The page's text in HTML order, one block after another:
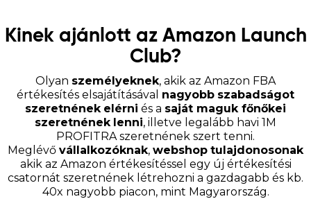
Kinek ajánlott az Amazon Launch
Club?
Olyan személyeknek, akik az Amazon FBA
értékesítés elsajátításával nagyobb szabadságot
szeretnének elérni és a saját maguk főnőkei
szeretnének lenni, illetve legalább havi 1M
PROFITRA szeretnének szert tenni.
Meglévő vállalkozóknak, webshop tulajdonosonak
akik az Amazon értékesítéssel egy új értékesítési
csatornát szeretnének létrehozni a gazdagabb és kb.
40x nagyobb piacon, mint Magyarország.